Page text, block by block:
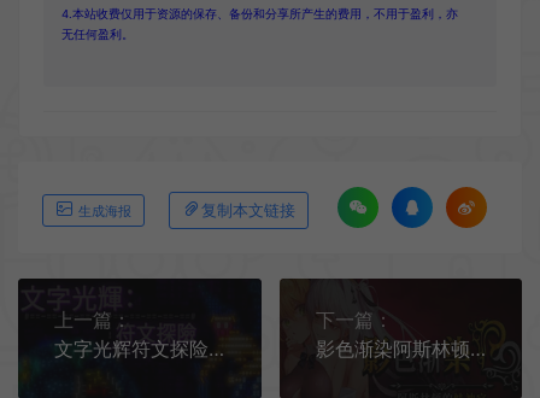
4.本站收费仅用于资源的保存、备份和分享所产生的费用，不用于盈利，亦
无任何盈利。
生成海报 复制本文链接
上一篇：
文字光辉符文探险 / Effulgence RPG 科幻团队RPG游戏
下一篇：
影色渐染阿斯林顿的妹神官 / Fallen Priestess My Sisters Demonic Bloodline 复古RPG游戏